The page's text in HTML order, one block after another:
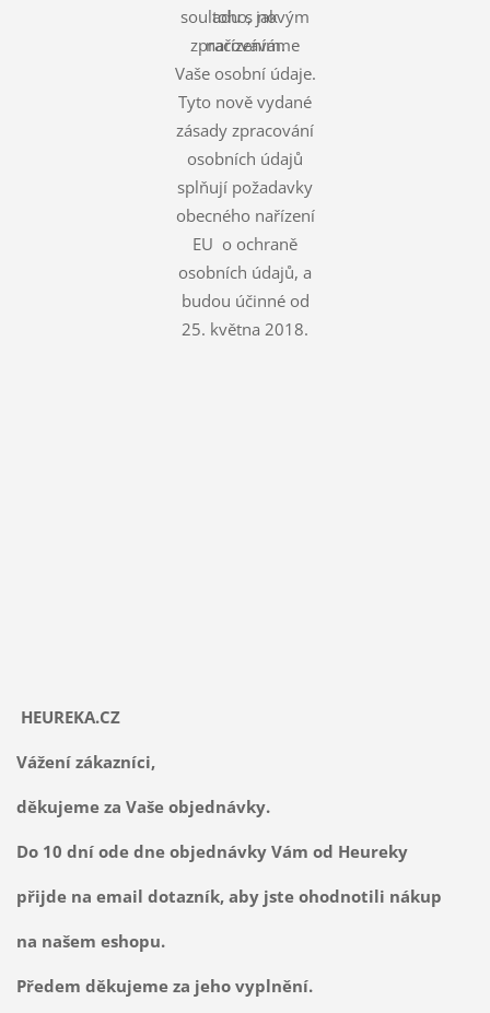
souladu s novým
nařízením.
toho, jak
zpracováváme
Vaše osobní údaje.
Tyto nově vydané
zásady zpracování
osobních údajů
splňují požadavky
obecného nařízení
EU o ochraně
osobních údajů, a
budou účinné od
25. května 2018.
HEUREKA.CZ
Vážení zákazníci,
děkujeme za Vaše objednávky.
Do 10 dní ode dne objednávky Vám od Heureky
přijde na email dotazník, aby jste ohodnotili nákup
na našem eshopu.
Předem děkujeme za jeho vyplnění.